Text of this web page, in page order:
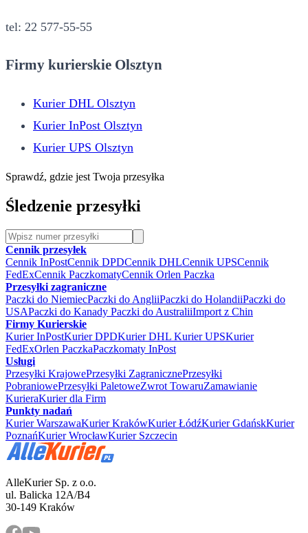
tel: 22 577-55-55
Firmy kurierskie Olsztyn
Kurier DHL Olsztyn
Kurier InPost Olsztyn
Kurier UPS Olsztyn
Sprawdź, gdzie jest Twoja przesyłka
Śledzenie przesyłki
Cennik przesyłek
Cennik InPostCennik DPDCennik DHLCennik UPSCennik
FedExCennik PaczkomatyCennik Orlen Paczka
Przesyłki zagraniczne
Paczki do NiemiecPaczki do AngliiPaczki do HolandiiPaczki do
USAPaczki do Kanady Paczki do AustraliiImport z Chin
Firmy Kurierskie
Kurier InPostKurier DPDKurier DHL Kurier UPSKurier
FedExOrlen PaczkaPaczkomaty InPost
Usługi
Przesyłki KrajowePrzesyłki ZagranicznePrzesyłki
PobraniowePrzesyłki PaletoweZwrot TowaruZamawianie
KurieraKurier dla Firm
Punkty nadań
Kurier WarszawaKurier KrakówKurier ŁódźKurier GdańskKurier
PoznańKurier WrocławKurier Szczecin
AlleKurier Sp. z o.o.
ul. Balicka 12A/B4
30-149 Kraków